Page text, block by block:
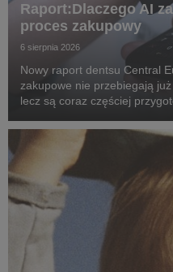
Raport:Dlaczego AI
proces zakupowy
6 sierpnia 2026
Nowy raport dentsu Central
zakupowe nie przebiegają już
lecz są coraz częściej
inteligencji.